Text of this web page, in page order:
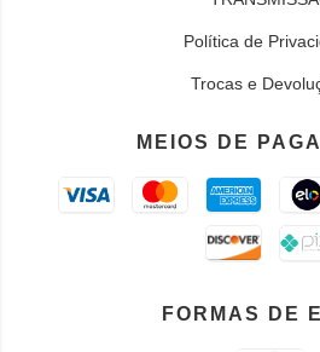
Política de
Trocas e
MEIOS DE
FORMAS DE